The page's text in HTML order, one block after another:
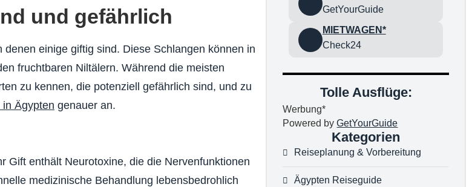
und gefährlich
einige giftig sind. Diese Schlangen können in
fruchtbaren Niltälern. Während die meisten
zu kennen, die potenziell gefährlich sind, und zu
Ägypten genauer an.
Gift enthält Neurotoxine, die die Nervenfunktionen
medizinische Behandlung lebensbedrohlich
GetYourGuide
MIETWAGEN*
Check24
Tolle Ausflüge:
Werbung*
Powered byGetYourGuide
Kategorien
Reiseplanung & Vorbereitung
Ägypten Reiseguide